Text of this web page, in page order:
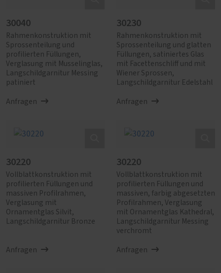
30040
Rahmenkonstruktion mit
Sprossenteilung und
profilierten Füllungen,
Verglasung mit Musselinglas,
Langschildgarnitur Messing
patiniert
Anfragen
30230
Rahmenkonstruktion mit
Sprossenteilung und glatten
Füllungen, satiniertes Glas
mit Facettenschliff und mit
Wiener Sprossen,
Langschildgarnitur Edelstahl
Anfragen
30220
Vollblattkonstruktion mit
profilierten Füllungen und
massiven Profilrahmen,
Verglasung mit
Ornamentglas Silvit,
Langschildgarnitur Bronze
Anfragen
30220
Vollblattkonstruktion mit
profilierten Füllungen und
massiven, farbig abgesetzten
Profilrahmen, Verglasung
mit Ornamentglas Kathedral,
Langschildgarnitur Messing
verchromt
Anfragen